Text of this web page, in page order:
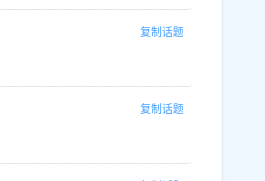
复制话题
复制话题